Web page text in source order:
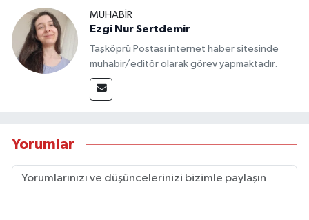
MUHABİR
Ezgi Nur Sertdemir
Taşköprü Postası internet haber sitesinde
muhabir/editör olarak görev yapmaktadır.
Yorumlar